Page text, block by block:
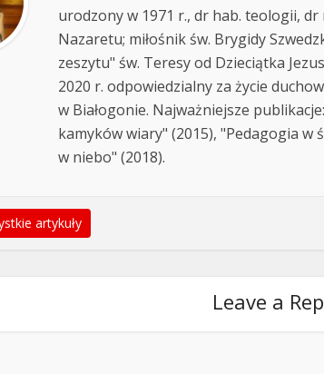
urodzony w 1971 r., dr hab. teologii,
Nazaretu; miłośnik św. Brygidy
zeszytu" św. Teresy od Dzieciątka
2020 r. odpowiedzialny za życie
w Białogonie. Najważniejsze
kamyków wiary" (2015), "Pedagogia
w niebo" (2018).
artykuły
Leave a